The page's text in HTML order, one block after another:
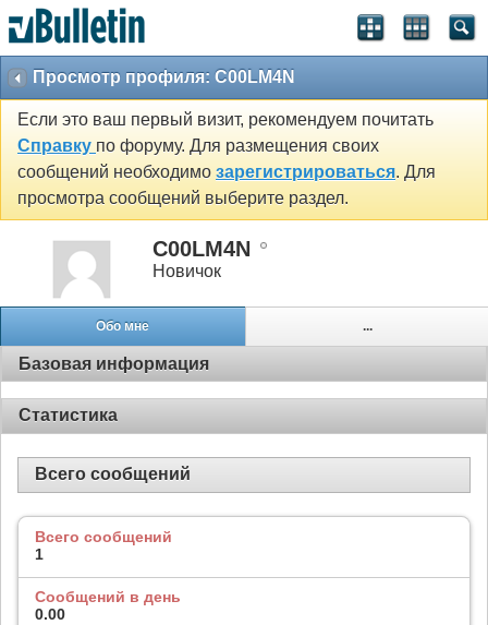
Просмотр профиля: C00LM4N
Если это ваш первый визит, рекомендуем почитать
Справку по форуму. Для размещения своих
сообщений необходимо зарегистрироваться. Для
просмотра сообщений выберите раздел.
C00LM4N
Новичок
Обо мне ...
Базовая информация
Статистика
Всего сообщений
Всего сообщений
1
Сообщений в день
0.00